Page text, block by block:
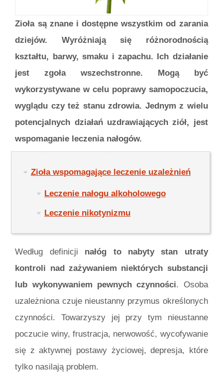
Zioła są znane i dostępne wszystkim od zarania
dziejów. Wyróżniają się różnorodnością
kształtu, barwy, smaku i zapachu. Ich działanie
jest zgoła wszechstronne. Mogą być
wykorzystywane w celu poprawy samopoczucia,
wyglądu czy też stanu zdrowia. Jednym z wielu
potencjalnych działań uzdrawiających ziół, jest
wspomaganie leczenia nałogów.
Zioła wspomagające leczenie uzależnień
Leczenie nałogu alkoholowego
Leczenie nikotynizmu
Według definicji nałóg to nabyty stan utraty
kontroli nad zażywaniem niektórych substancji
lub wykonywaniem pewnych czynności. Osoba
uzależniona czuje nieustanny przymus określonych
czynności. Towarzyszy jej przy tym nieustanne
poczucie winy, frustracja, nerwowość, wycofywanie
się z aktywnej postawy życiowej, depresja, które
tylko nasilają problem.